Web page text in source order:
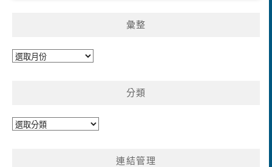
彙整
彙
分類
分
連結管理